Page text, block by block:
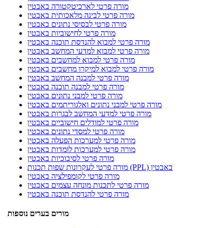
מורה פרטי לארכיטקטורה באבטין
מורה פרטי לבינה מלאכותית באבטין
מורה פרטי לבסיסי נתונים באבטין
מורה פרטי לחישוביות באבטין
מורה פרטי למבוא להנדסת תוכנה באבטין
מורה פרטי למבוא למדעי המחשב באבטין
מורה פרטי למבוא למחשבים באבטין
מורה פרטי למבוא למיקרו מחשבים באבטין
מורה פרטי למבנה המחשב באבטין
מורה פרטי למבנה תוכנה באבטין
מורה פרטי למבני נתונים באבטין
מורה פרטי למבני נתונים ואלגוריתמים באבטין
מורה פרטי למדעי המחשב לבגרות באבטין
מורה פרטי למודלים חישוביים באבטין
מורה פרטי למסדי נתונים באבטין
מורה פרטי למערכות הפעלה באבטין
מורה פרטי למערכות לומדות באבטין
מורה פרטי לסיבוכיות באבטין
מורה פרטי לעקרונות שפות תכנות (PPL) באבטין
מורה פרטי לקומפילציה באבטין
מורה פרטי לתכנות מונחה עצמים באבטין
מורה פרטי להנדסת תוכנה באבטין
מורים בערים נוספות